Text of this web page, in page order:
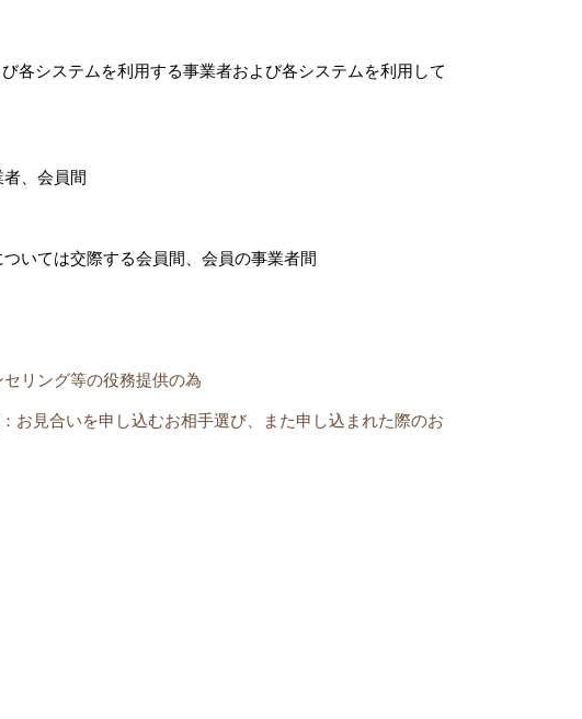
システムを利用する事業者および各システムを利用して
、会員間
ては交際する会員間、会員の事業者間
リング等の役務提供の為
合いを申し込むお相手選び、また申し込まれた際のお